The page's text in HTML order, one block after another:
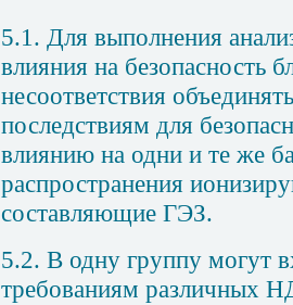
5.1. Для выполнения
влияния на безопасность
несоответствия
последствиям для
влиянию на одни и те же
распространения
составляющие ГЭЗ.
5.2. В одну группу могут
требованиям различных